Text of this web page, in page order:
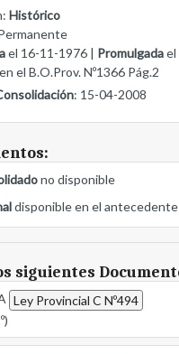
Histórico
el 16-11-1976 | Promulgadael
en el B.O.Prov. Nº1366 Pág.2
: 15-04-2008
no disponible
disponible en el
siguientes
Ley Provincial C Nº494